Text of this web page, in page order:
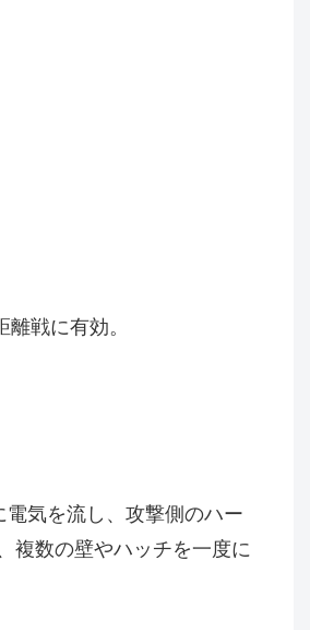
戦に有効。
気を流し、攻撃側のハー
複数の壁やハッチを一度に